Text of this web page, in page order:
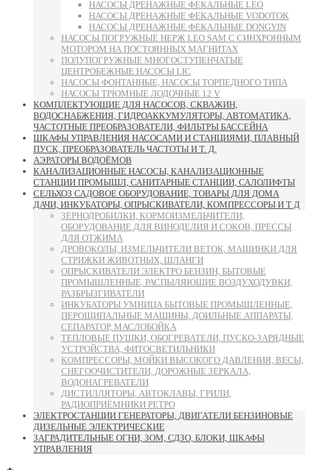
НАСОСЫ ДРЕНАЖНЫЕ ФЕКАЛЬНЫЕ LEO
НАСОСЫ ДРЕНАЖНЫЕ ФЕКАЛЬНЫЕ VODOTOK
НАСОСЫ ДРЕНАЖНЫЕ ФЕКАЛЬНЫЕ DONGYIN
НАСОСЫ ПОГРУЖНЫЕ НЕРЖ LEO SAM С СИНХРОННЫМ
МОТОРОМ НА ПОСТОЯННЫХ МАГНИТАХ
ПОЛУПОГРУЖНЫЕ МНОГОСТУПЕНЧАТЫЕ
ЦЕНТРОБЕЖНЫЕ НАСОСЫ LIC
НАСОСЫ ФОНТАННЫЕ, НАСОСЫ ТОРПЕДНОГО ТИПА
НАСОСЫ ТРЮМНЫЕ ЛОДОЧНЫЕ 12 V
КОМПЛЕКТУЮЩИЕ ДЛЯ НАСОСОВ, СКВАЖИН,
ВОДОСНАБЖЕНИЯ, ГИДРОАККУМУЛЯТОРЫ, АВТОМАТИКА,
ЧАСТОТНЫЕ ПРЕОБРАЗОВАТЕЛИ, ФИЛЬТРЫ БАССЕЙНА
ШКАФЫ УПРАВЛЕНИЯ НАСОСАМИ И СТАНЦИЯМИ, ПЛАВНЫЙ
ПУСК, ПРЕОБРАЗОВАТЕЛЬ ЧАСТОТЫ И Т. Д.
АЭРАТОРЫ ВОДОЁМОВ
КАНАЛИЗАЦИОННЫЕ НАСОСЫ, КАНАЛИЗАЦИОННЫЕ
СТАНЦИИ ПРОМЫШЛ, САНИТАРНЫЕ СТАНЦИИ, САЛОЛИФТЫ
СЕЛЬХОЗ САДОВОЕ ОБОРУДОВАНИЕ, ТОВАРЫ ДЛЯ ДОМА
ДАЧИ, ИНКУБАТОРЫ, ОПРЫСКИВАТЕЛИ, КОМПРЕССОРЫ И Т Д
ЗЕРНОДРОБИЛКИ, КОРМОИЗМЕЛЬЧИТЕЛИ,
ОБОРУДОВАНИЕ ДЛЯ ВИНОДЕЛИЯ И СОКОВ, ПРЕССЫ
ДЛЯ ОТЖИМА
ДРОВОКОЛЫ, ИЗМЕЛЬЧИТЕЛИ ВЕТОК, МАШИНКИ ДЛЯ
СТРИЖКИ ЖИВОТНЫХ, ШЛАНГИ
ОПРЫСКИВАТЕЛИ ЭЛЕКТРО БЕНЗИН, БЫТОВЫЕ
ПРОМЫШЛЕННЫЕ, РАСПЫЛЯЮЩИЕ ВОЗДУХОДУВКИ,
РАЗБРЫЗГИВАТЕЛИ
ИНКУБАТОРЫ УМНИЦА БЫТОВЫЕ ПРОМЫШЛЕННЫЕ,
ПЕРОЩИПАЛЬНЫЕ МАШИНЫ, ДОИЛЬНЫЕ АППАРАТЫ,
СЕПАРАТОР, МАСЛОБОЙКА
ТЕПЛОВЫЕ ПУШКИ, ОБОГРЕВАТЕЛИ, ПУСКО-ЗАРЯДНЫЕ
УСТРОЙСТВА, ФИТОСВЕТИЛЬНИКИ
КОМПРЕССОРЫ, МОЙКИ ВЫСОКОГО ДАВЛЕНИЯ, ВЕСЫ,
СНЕГООЧИСТИТЕЛИ, ДОРОЖНЫЕ ЗЕРКАЛА,
ВОДОНАГРЕВАТЕЛИ
ДИСТИЛЛЯТОРЫ, АВТОКЛАВЫ, ГРИЛИ,
РАДИОПРИЁМНИКИ РЕТРО
ЭЛЕКТРОСТАНЦИИ ГЕНЕРАТОРЫ, ДВИГАТЕЛИ БЕНЗИНОВЫЕ
ДИЗЕЛЬНЫЕ ЭЛЕКТРИЧЕСКИЕ
ЗАГРАДИТЕЛЬНЫЕ ОГНИ, ЗОМ, СДЗО, БЛОКИ, ШКАФЫ
УПРАВЛЕНИЯ